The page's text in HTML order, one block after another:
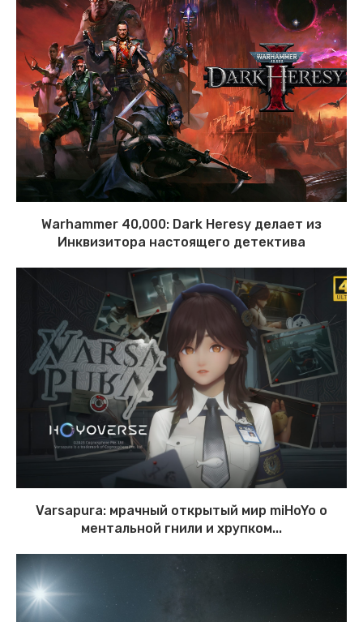
Warhammer 40,000: Dark Heresy делает из
Инквизитора настоящего детектива
Varsapura: мрачный открытый мир miHoYo о
ментальной гнили и хрупком...